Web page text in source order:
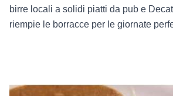
birre locali a solidi piatti da pub e
riempie le borracce per le giornate
Read more about Mi Pueblito